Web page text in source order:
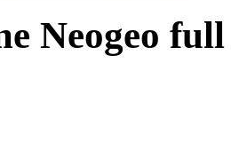
Neogeo full